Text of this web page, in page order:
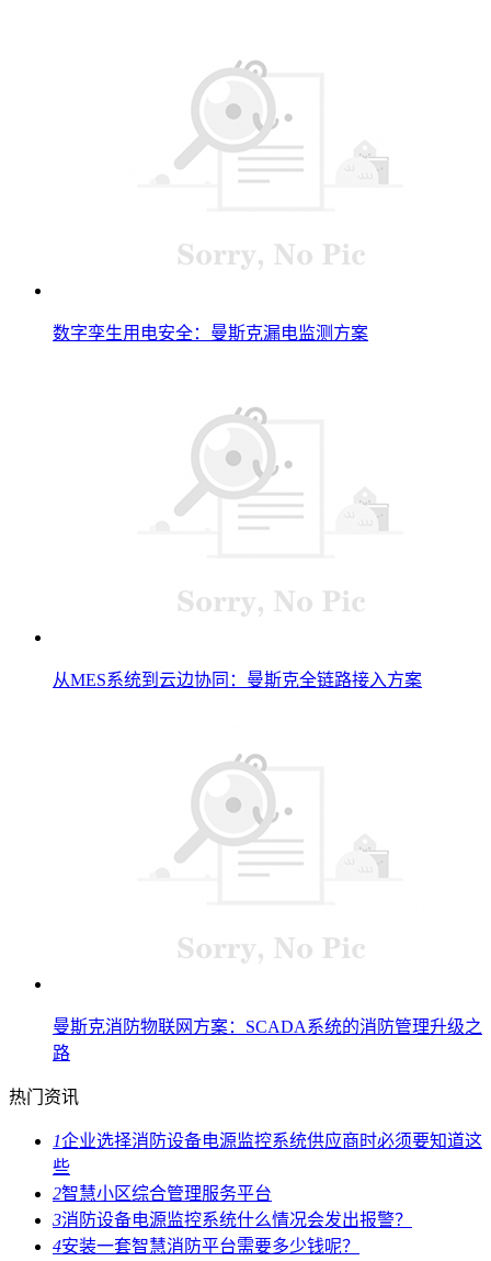
数字孪生用电安全：曼斯克漏电监测方案
从MES系统到云边协同：曼斯克全链路接入方案
曼斯克消防物联网方案：SCADA系统的消防管理升级之
路
热门资讯
1企业选择消防设备电源监控系统供应商时必须要知道这
些
2智慧小区综合管理服务平台
3消防设备电源监控系统什么情况会发出报警？
4安装一套智慧消防平台需要多少钱呢？